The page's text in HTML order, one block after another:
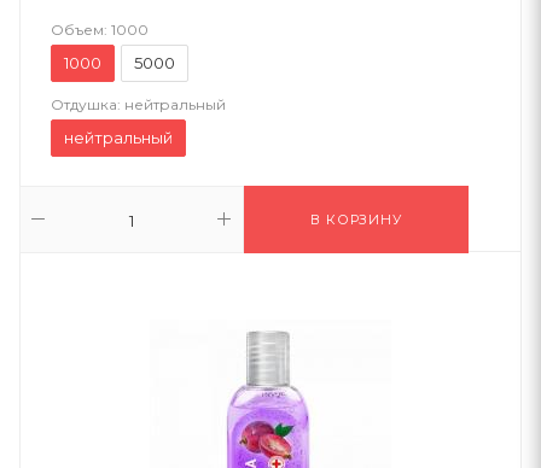
Объем: 1000
1000 5000
Отдушка: нейтральный
нейтральный
В КОРЗИНУ